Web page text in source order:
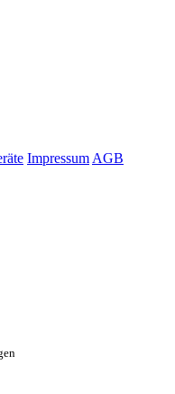
Impressum AGB